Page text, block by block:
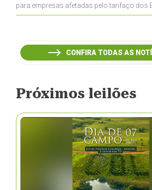
para empresas afetadas pelo tarifaço dos
inclui a pecuária entre os setores
CONFIRA TODAS AS
Próximos leilões